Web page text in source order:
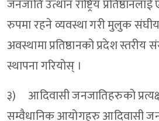
जनजाति उत्थान राष्ट्रिय
रुपमा रहने व्यवस्था गरी मुलुक
अवस्थामा प्रतिष्ठानको प्रदेश
स्थापना गरियोस् ।
३) आदिवासी जनजातिहरुको
सम्वैधानिक आयोगहरु आदिवासी